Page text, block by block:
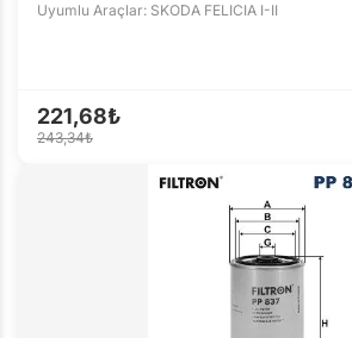
Uyumlu Araçlar: SKODA FELICIA I-II
221,68₺
243,34₺